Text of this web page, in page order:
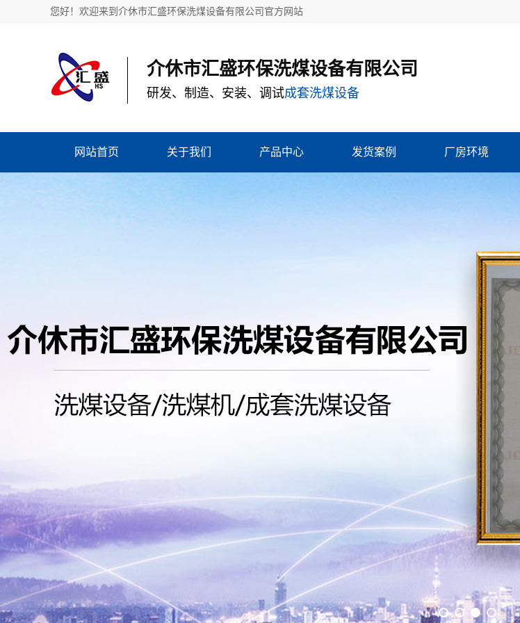
您好！欢迎来到介休市汇盛环保洗煤设备有限公司官方网站
介休市汇盛环保洗煤设备有限公司
研发、制造、安装、调试成套洗煤设备
网站首页 关于我们 产品中心 发货案例 厂房环境